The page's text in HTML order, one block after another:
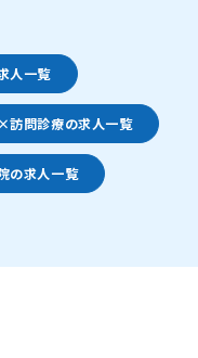
人一覧
訪問診療の求人一覧
の求人一覧